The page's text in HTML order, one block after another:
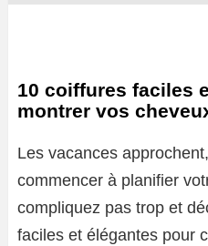
10 coiffures faciles
montrer vos
Les vacances
commencer à planifier
compliquez pas trop et
faciles et élégantes pour